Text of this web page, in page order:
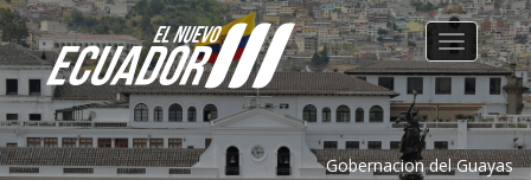
Gobernacion del Guayas
Toggle
navigation